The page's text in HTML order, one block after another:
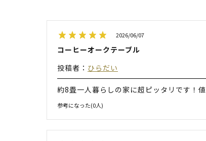
2026/06/07
コーヒーオークテーブル
投稿者： ひらだい
約8畳一人暮らしの家に超ピッタリです！
参考になった(0人)